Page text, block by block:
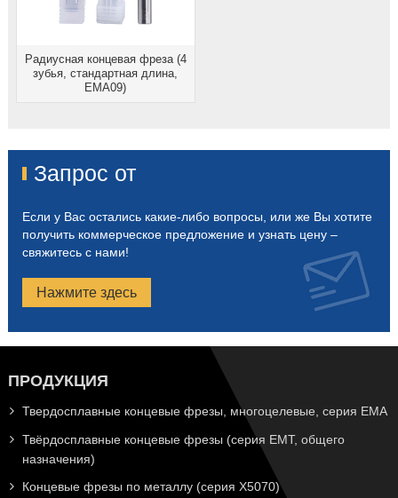
Радиусная концевая фреза (4
зубья, стандартная длина,
EMA09)
Запрос от
Если у Вас остались какие-либо вопросы, или же Вы хотите
получить коммерческое предложение и узнать цену –
свяжитесь с нами!
Нажмите здесь
ПРОДУКЦИЯ
Твердосплавные концевые фрезы, многоцелевые, серия EMA
Твёрдосплавные концевые фрезы (серия EMT, общего
назначения)
Концевые фрезы по металлу (серия X5070)